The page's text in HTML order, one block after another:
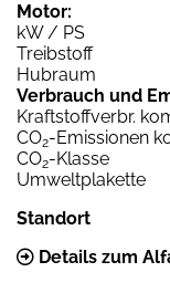
Motor:
kW / PS
Treibstoff
Hubraum
Verbrauch und
Kraftstoffverbr.
CO2-Emissionen
CO2-Klasse
Umweltplakette
Standort
Details zum